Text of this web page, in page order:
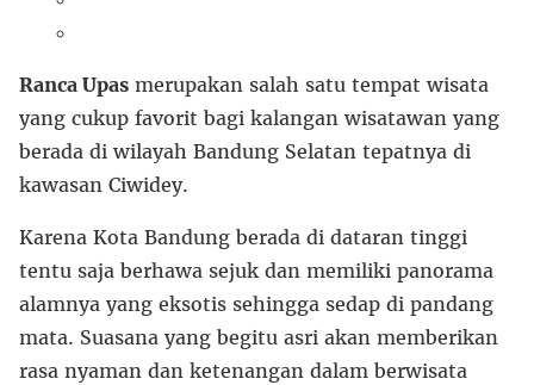
Ranca Upas merupakan salah satu tempat wisata
yang cukup favorit bagi kalangan wisatawan yang
berada di wilayah Bandung Selatan tepatnya di
kawasan Ciwidey.
Karena Kota Bandung berada di dataran tinggi
tentu saja berhawa sejuk dan memiliki panorama
alamnya yang eksotis sehingga sedap di pandang
mata. Suasana yang begitu asri akan memberikan
rasa nyaman dan ketenangan dalam berwisata